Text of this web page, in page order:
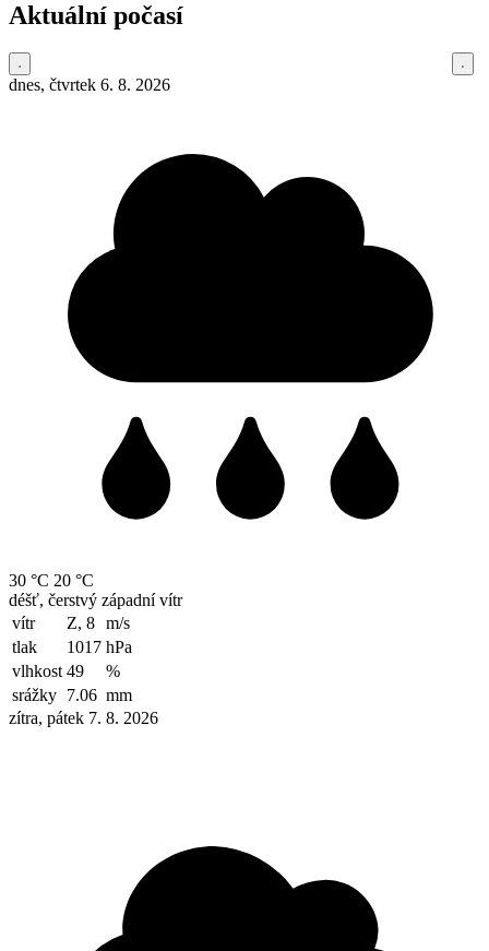
Aktuální počasí
dnes, čtvrtek 6. 8. 2026
30 °C 20 °C
déšť, čerstvý západní vítr
vítr
Z, 8 m/s
tlak
1017 hPa
vlhkost 49
%
srážky 7.06 mm
zítra, pátek 7. 8. 2026